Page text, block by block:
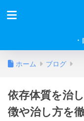
ホーム ブログ
依存体質を治
徴や治し方を